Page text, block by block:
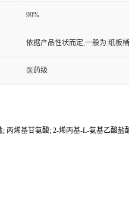
99%
依据产品性状而定,一般为:纸板
医药级
丙烯基甘氨酸; 2-烯丙基-L-氨基乙酸盐